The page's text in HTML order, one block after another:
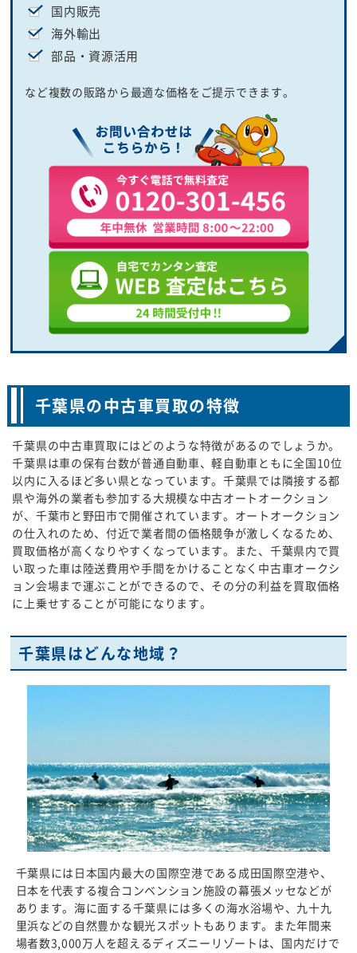
国内販売
海外輸出
部品・資源活用
など複数の販路から最適な価格をご提示できます。
千葉県の中古車買取の特徴
千葉県の中古車買取にはどのような特徴があるのでしょうか。
千葉県は車の保有台数が普通自動車、軽自動車ともに全国10位
以内に入るほど多い県となっています。千葉県では隣接する都
県や海外の業者も参加する大規模な中古オートオークション
が、千葉市と野田市で開催されています。オートオークション
の仕入れのため、付近で業者間の価格競争が激しくなるため、
買取価格が高くなりやすくなっています。また、千葉県内で買
い取った車は陸送費用や手間をかけることなく中古車オークシ
ョン会場まで運ぶことができるので、その分の利益を買取価格
に上乗せすることが可能になります。
千葉県はどんな地域？
千葉県には日本国内最大の国際空港である成田国際空港や、
日本を代表する複合コンベンション施設の幕張メッセなどが
あります。海に面する千葉県には多くの海水浴場や、九十九
里浜などの自然豊かな観光スポットもあります。また年間来
場者数3,000万人を超えるディズニーリゾートは、国内だけで